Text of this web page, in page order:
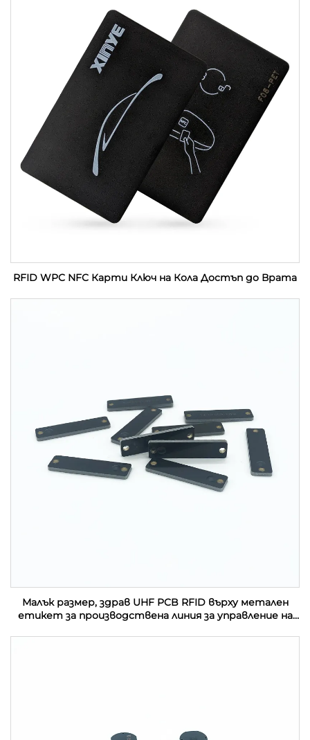
RFID WPC NFC Карти Ключ на Кола Достъп до Врата
Малък размер, здрав UHF PCB RFID върху метален
етикет за производствена линия за управление на